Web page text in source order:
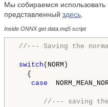
Мы собираемся использовать
представленный здесь
Inside ONNX get data.mq5 script
//--- Saving the
switch (NORM)
{
case
//--- saving the